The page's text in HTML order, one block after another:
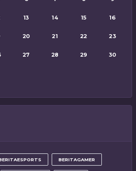
13 14 15 16
20 21 22 23
27 28 29 30
BERITAGAMER